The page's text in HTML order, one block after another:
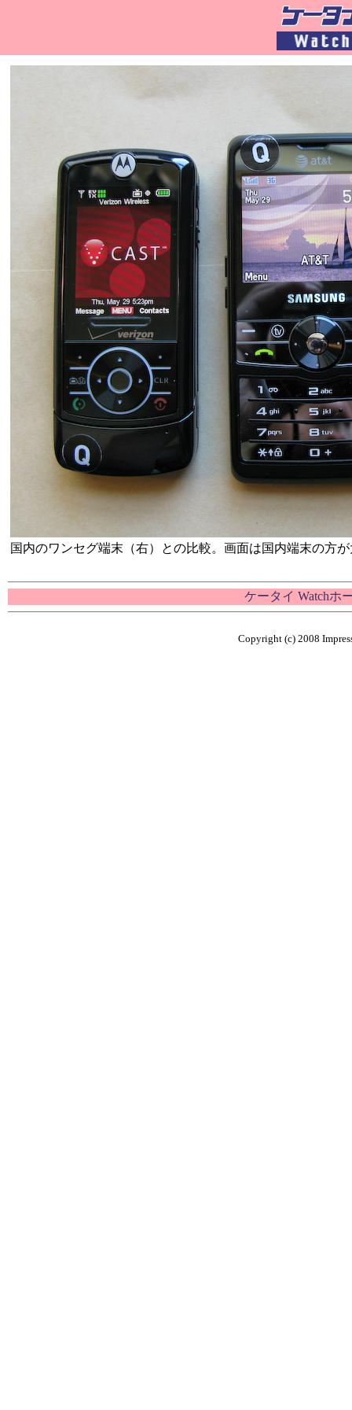
国内のワンセグ端末（右）との比較。画面は国内端末の方
ケータイ Watchホ
Copyright (c) 2008